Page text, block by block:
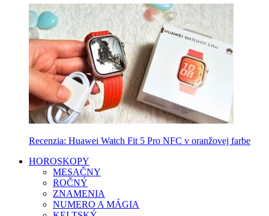
Recenzia: Huawei Watch Fit 5 Pro NFC v oranžovej farbe
HOROSKOPY
MESAČNY
ROČNÝ
ZNAMENIA
NUMERO A MÁGIA